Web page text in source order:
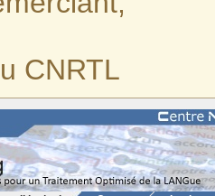
CNRTL